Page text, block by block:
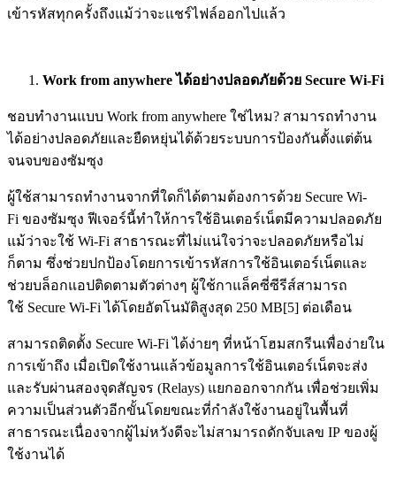
เข้ารหัสทุกครั้งถึงแม้ว่าจะแชร์ไฟล์ออกไปแล้ว
Work from anywhere ได้อย่างปลอดภัยด้วย Secure Wi-Fi
ชอบทำงานแบบ Work from anywhere ใช่ไหม? สามารถทำงาน
ได้อย่างปลอดภัยและยืดหยุ่นได้ด้วยระบบการป้องกันตั้งแต่ต้น
จนจบของซัมซุง
ผู้ใช้สามารถทำงานจากที่ใดก็ได้ตามต้องการด้วย Secure Wi-
Fi ของซัมซุง ฟีเจอร์นี้ทำให้การใช้อินเตอร์เน็ตมีความปลอดภัย
แม้ว่าจะใช้ Wi-Fi สาธารณะที่ไม่แน่ใจว่าจะปลอดภัยหรือไม่
ก็ตาม ซึ่งช่วยปกป้องโดยการเข้ารหัสการใช้อินเตอร์เน็ตและ
ช่วยบล็อกแอปติดตามตัวต่างๆ ผู้ใช้กาแล็คซี่ซีรีส์สามารถ
ใช้ Secure Wi-Fi ได้โดยอัตโนมัติสูงสุด 250 MB[5] ต่อเดือน
สามารถติดตั้ง Secure Wi-Fi ได้ง่ายๆ ที่หน้าโฮมสกรีนเพื่อง่ายใน
การเข้าถึง เมื่อเปิดใช้งานแล้วข้อมูลการใช้อินเตอร์เน็ตจะส่ง
และรับผ่านสองจุดสัญจร (Relays) แยกออกจากกัน เพื่อช่วยเพิ่ม
ความเป็นส่วนตัวอีกขั้นโดยขณะที่กำลังใช้งานอยู่ในพื้นที่
สาธารณะเนื่องจากผู้ไม่หวังดีจะไม่สามารถดักจับเลข IP ของผู้
ใช้งานได้